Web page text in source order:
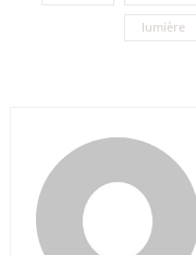
lumière